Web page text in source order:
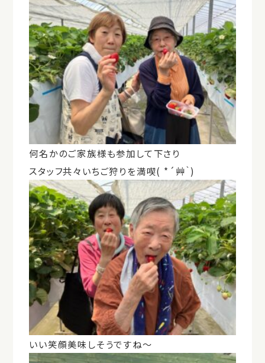
何名かのご家族様も参加して下さり
スタッフ共々いちご狩りを満喫( *´艸｀)
いい笑顔美味しそうですね～